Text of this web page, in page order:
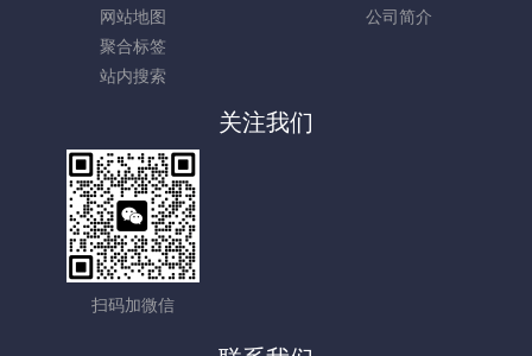
公司简介
网站地图
聚合标签
站内搜索
关注我们
扫码加微信